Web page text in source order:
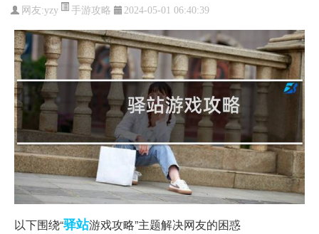
网友:yzy 手游攻略 2024-05-01 06:40:39
以下围绕“驿站游戏攻略”主题解决网友的困惑